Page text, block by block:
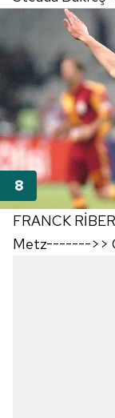
FRANCK
Metz------->>